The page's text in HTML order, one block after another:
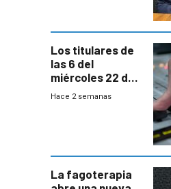
Los titulares de
las 6 del
miércoles 22 de
julio de 2026
Hace 2 semanas
La fagoterapia